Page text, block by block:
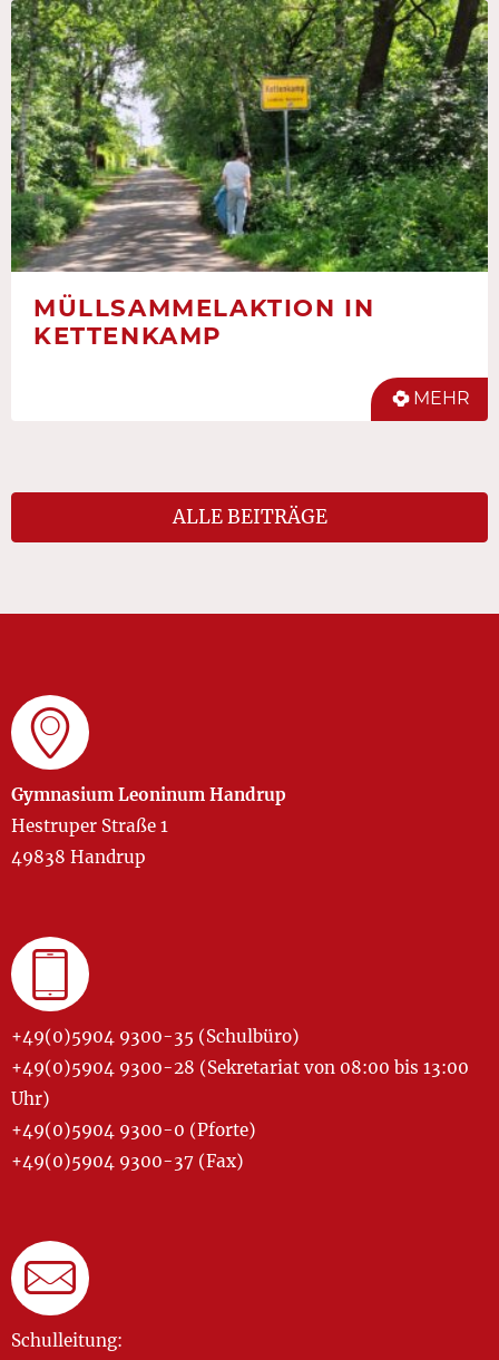
MÜLLSAMMELAKTION IN
KETTENKAMP
MEHR
ALLE BEITRÄGE
Gymnasium Leoninum Handrup
Hestruper Straße 1
49838 Handrup
+49(0)5904 9300-35 (Schulbüro)
+49(0)5904 9300-28 (Sekretariat von 08:00 bis 13:00
Uhr)
+49(0)5904 9300-0 (Pforte)
+49(0)5904 9300-37 (Fax)
Schulleitung: